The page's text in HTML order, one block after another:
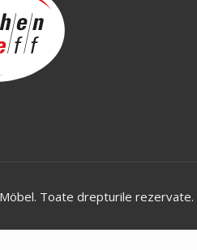
Toate drepturile rezervate.